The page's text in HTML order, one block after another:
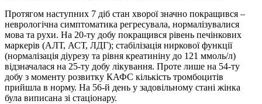
Протягом наступних 7 діб стан хворої значно покращився –
неврологічна симптоматика регресувала, нормалізувалися
мова та рухи. На 20-ту добу покращився рівень печінкових
маркерів (АЛТ, АСТ, ЛДГ); стабілізація ниркової функції
(нормалізація діурезу та рівня креатиніну до 121 ммоль/л)
відзначалася на 25-ту добу лікування. Проте лише на 54-ту
добу з моменту розвитку КАФС кількість тромбоцитів
прийшла в норму. На 56-й день у задовільному стані жінка
була виписана зі стаціонару.